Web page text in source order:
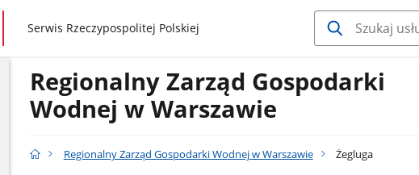
gov.pl
Serwis Rzeczypospolitej Polskiej
Regionalny Zarząd Gospodarki
Wodnej w Warszawie
Regionalny Zarząd Gospodarki Wodnej w Warszawie Żegluga